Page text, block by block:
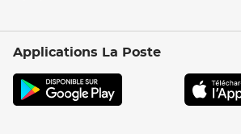
Applications La Poste